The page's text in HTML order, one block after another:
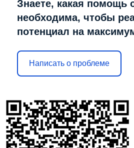
Знаете, какая помощь
необходима, чтобы
потенциал на
Написать о проблеме